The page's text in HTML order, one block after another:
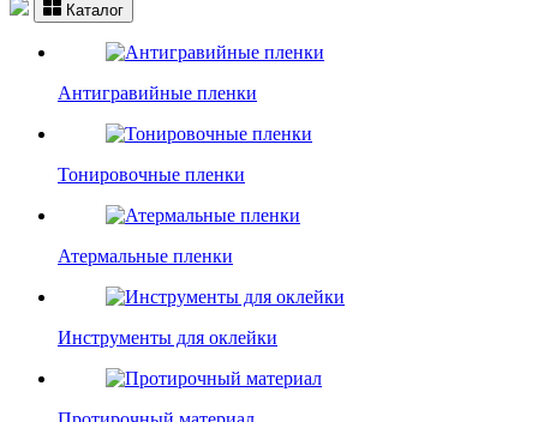
Каталог
Антигравийные пленки
Тонировочные пленки
Атермальные пленки
Инструменты для оклейки